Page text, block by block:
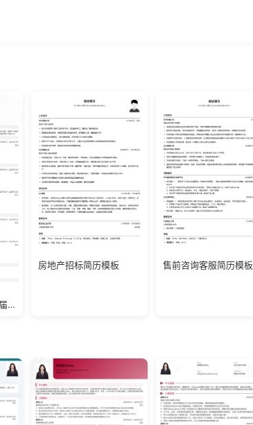
2026数字出版编辑应届生简历模板
房地产招标简历模板 售前咨询客服简历模板